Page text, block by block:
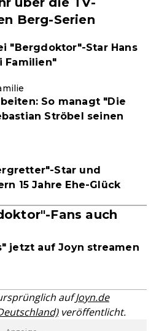
Berg-Serien
"Bergdoktor"-Star Hans
Familien"
So managt "Die
Ströbel seinen
Star und
15 Jahre Ehe-Glück
Fans auch
jetzt auf Joyn streamen
aufJoyn.de
veröffentlicht.